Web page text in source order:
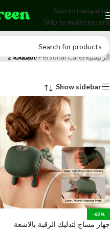
Skip to navigation
Skip to main content
الرئيسية/
Personal Care
/الصفحة 2
Show sidebar
-62%
جهاز مساج لتدليك الرقبة بالاشعة